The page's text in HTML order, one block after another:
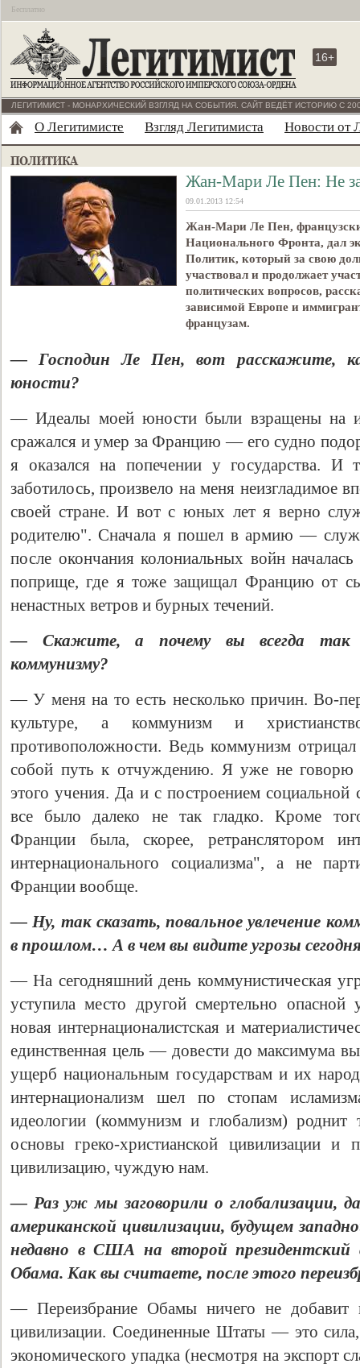
Бесплатно
16+
ЛЕГИТИМИСТ - МОНАРХИЧЕСКИЙ ВЗГЛЯД НА СОБЫТИЯ. САЙТ ВЕДЁТ ИСТОРИЮ С
О Легитимисте Взгляд Легитимиста Новости от
Жан-Мари Ле Пен: Не
09.01.2013 12:54
Жан-Мари Ле Пен,
Национального Фронта, дал
Политик, который за свою
участвовал и продолжает
политических вопросов,
зависимой Европе и
французам.
— Господин Ле Пен, вот расскажите,
юности?
— Идеалы моей юности были взращены на
сражался и умер за Францию — его судно
я оказался на попечении у государства. И
заботилось, произвело на меня неизгладимое
своей стране. И вот с юных лет я верно
родителю". Сначала я пошел в армию —
после окончания колониальных войн
поприще, где я тоже защищал Францию от
ненастных ветров и бурных течений.
— Скажите, а почему вы всегда так
коммунизму?
— У меня на то есть несколько причин. Во-
культуре, а коммунизм и
противоположности. Ведь коммунизм
собой путь к отчуждению. Я уже не говорю
этого учения. Да и с построением социальной
все было далеко не так гладко. Кроме
Франции была, скорее, ретранслятором
интернационального социализма", а не
Франции вообще.
— Ну, так сказать, повальное увлечение
в прошлом… А в чем вы видите угрозы
— На сегодняшний день коммунистическая
уступила место другой смертельно
новая интернационалистская и
единственная цель — довести до максимума
ущерб национальным государствам и их
интернационализм шел по стопам
идеологии (коммунизм и глобализм) роднит
основы греко-христианской цивилизации
цивилизацию, чуждую нам.
— Раз уж мы заговорили о глобализации,
американской цивилизации, будущем
недавно в США на второй президентский
Обама. Как вы считаете, после этого
— Переизбрание Обамы ничего не добавит
цивилизации. Соединенные Штаты — это сила,
экономического упадка (несмотря на экспорт
Свидетельство